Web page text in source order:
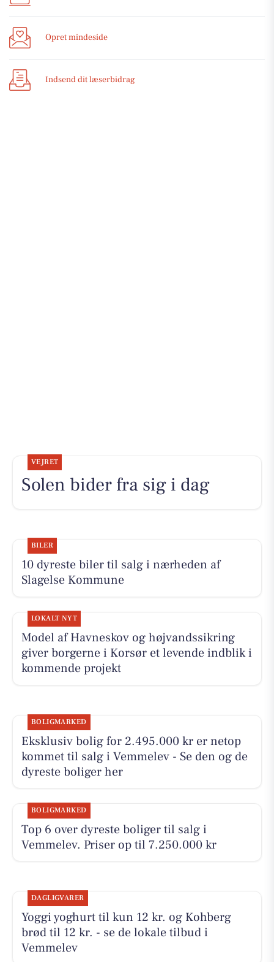
Opret mindeside
Indsend dit læserbidrag
VEJRET
Solen bider fra sig i dag
BILER
10 dyreste biler til salg i nærheden af
Slagelse Kommune
LOKALT NYT
Model af Havneskov og højvandssikring
giver borgerne i Korsør et levende indblik i
kommende projekt
BOLIGMARKED
Eksklusiv bolig for 2.495.000 kr er netop
kommet til salg i Vemmelev - Se den og de
dyreste boliger her
BOLIGMARKED
Top 6 over dyreste boliger til salg i
Vemmelev. Priser op til 7.250.000 kr
DAGLIGVARER
Yoggi yoghurt til kun 12 kr. og Kohberg
brød til 12 kr. - se de lokale tilbud i
Vemmelev